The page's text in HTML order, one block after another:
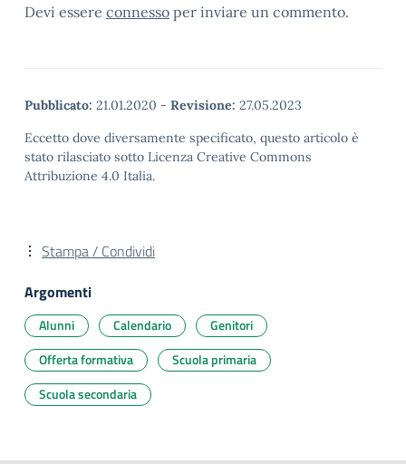
Devi essere connesso per inviare un commento.
Pubblicato: 21.01.2020 - Revisione: 27.05.2023
Eccetto dove diversamente specificato, questo articolo è
stato rilasciato sotto Licenza Creative Commons
Attribuzione 4.0 Italia.
Stampa / Condividi
Argomenti
Alunni Calendario
Genitori
Offerta formativa
Scuola primaria
Scuola secondaria